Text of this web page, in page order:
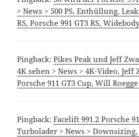
> News > 500 PS, Enthüllung,
RS, Porsche 991 GT3 RS,
Pingback:Pikes Peak und Jeff
4K sehen > News > 4K-Video, Jeff
Porsche 911 GT3 Cup, Will
Pingback:Facelift 991.2 Porsche
Turbolader > News > Downsizing,